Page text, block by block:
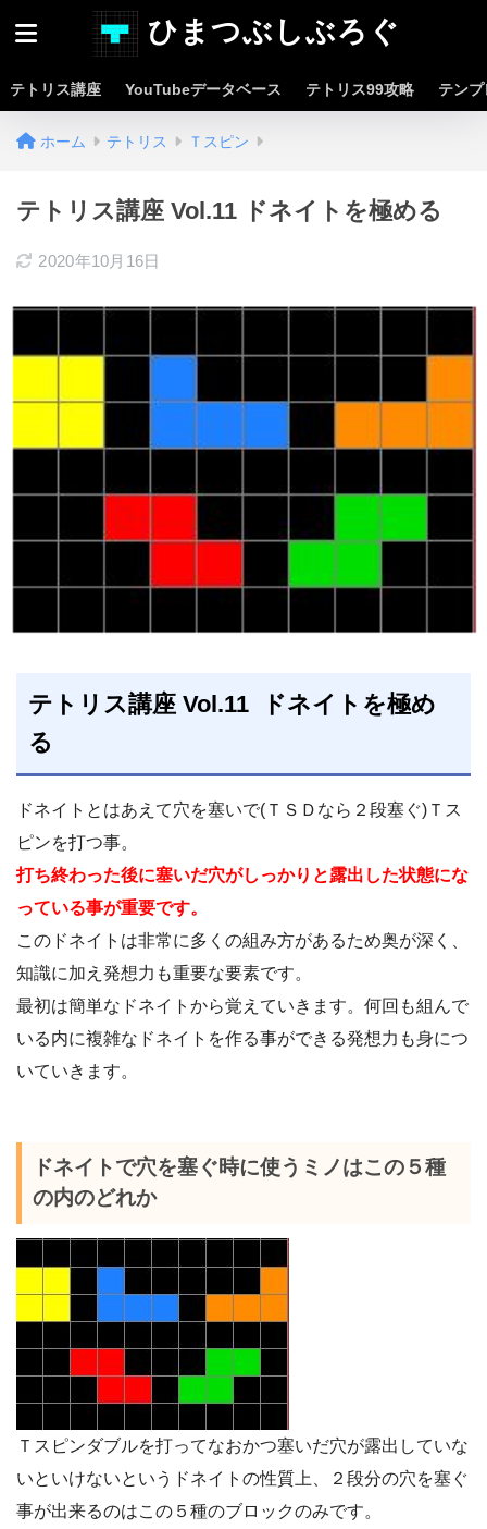
ひまつぶしぶろぐ
テトリス講座 YouTubeデータベース テトリス99攻略 テン
ホーム テトリス Ｔスピン
テトリス講座 Vol.11 ドネイトを極める
2020年10月16日
テトリス講座 Vol.11 ドネイトを極め
る
ドネイトとはあえて穴を塞いで(ＴＳＤなら２段塞ぐ)Ｔス
ピンを打つ事。
打ち終わった後に塞いだ穴がしっかりと露出した状態にな
っている事が重要です。
このドネイトは非常に多くの組み方があるため奥が深く、
知識に加え発想力も重要な要素です。
最初は簡単なドネイトから覚えていきます。何回も組んで
いる内に複雑なドネイトを作る事ができる発想力も身につ
いていきます。
ドネイトで穴を塞ぐ時に使うミノはこの５種
の内のどれか
Ｔスピンダブルを打ってなおかつ塞いだ穴が露出していな
いといけないというドネイトの性質上、２段分の穴を塞ぐ
事が出来るのはこの５種のブロックのみです。